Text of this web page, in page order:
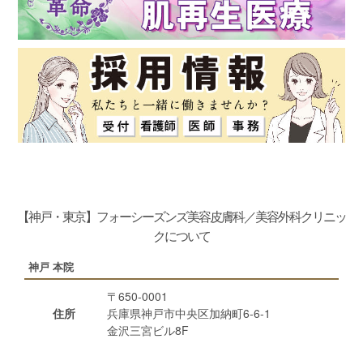
【神戸・東京】フォーシーズンズ美容皮膚科／美容外科クリニッ
クについて
神戸 本院
住所
〒650-0001
兵庫県神戸市中央区加納町6-6-1
金沢三宮ビル8F